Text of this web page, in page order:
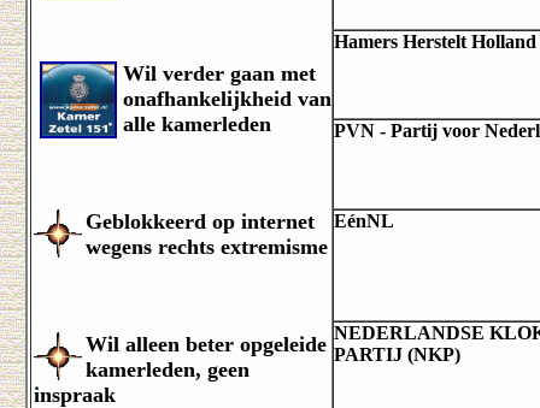
Wil verder gaan met
onafhankelijkheid van
alle kamerleden
Geblokkeerd op internet
wegens rechts extremisme
Wil alleen beter opgeleide
kamerleden, geen
inspraak
Hamers Herstelt
PVN - Partij voor
EénNL
NEDERLANDSE
PARTIJ (NKP)